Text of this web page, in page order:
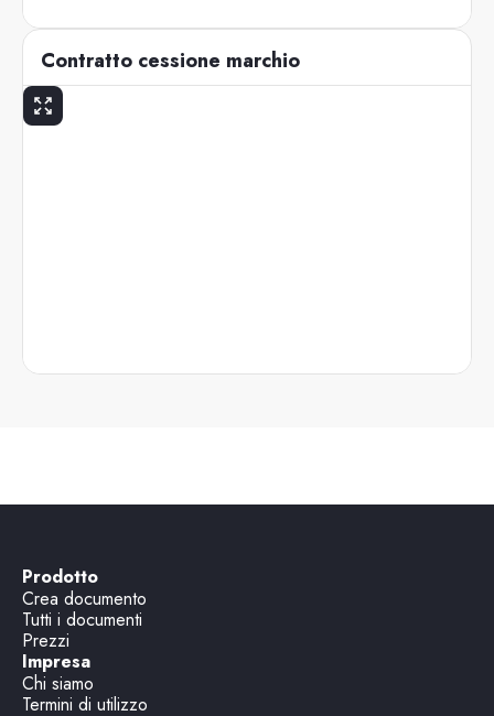
Contratto cessione marchio
Prodotto
Crea documento
Tutti i documenti
Prezzi
Impresa
Chi siamo
Termini di utilizzo